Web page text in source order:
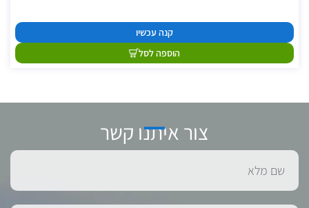
קנה עכשיו
הוספה לסל
צור איתנו קשר